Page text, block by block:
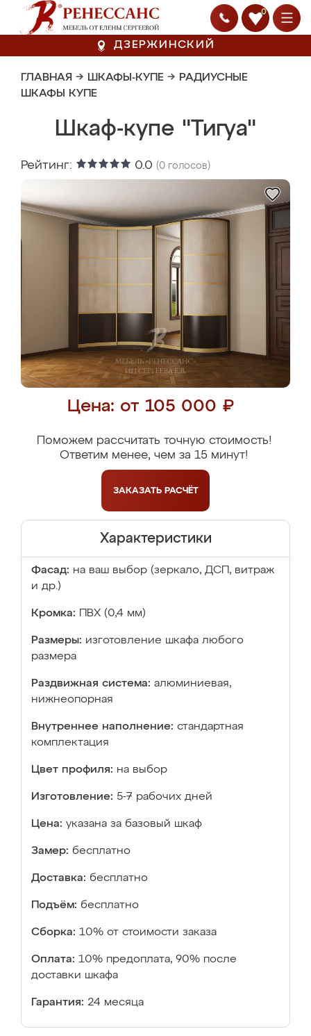
0
ДЗЕРЖИНСКИЙ
ГЛАВНАЯ → ШКАФЫ-КУПЕ → РАДИУСНЫЕ
ШКАФЫ КУПЕ
Шкаф-купе "Тигуа"
Рейтинг: 0.0 (0 голосов)
Цена: от 105 000 ₽
Поможем рассчитать точную стоимость!
Ответим менее, чем за 15 минут!
ЗАКАЗАТЬ РАСЧЁТ
Характеристики
Фасад: на ваш выбор (зеркало, ДСП, витраж
и др.)
Кромка: ПВХ (0,4 мм)
Размеры: изготовление шкафа любого
размера
Раздвижная система: алюминиевая,
нижнеопорная
Внутреннее наполнение: стандартная
комплектация
Цвет профиля: на выбор
Изготовление: 5-7 рабочих дней
Цена: указана за базовый шкаф
Замер: бесплатно
Доставка: бесплатно
Подъём: бесплатно
Сборка: 10% от стоимости заказа
Оплата: 10% предоплата, 90% после
доставки шкафа
Гарантия: 24 месяца